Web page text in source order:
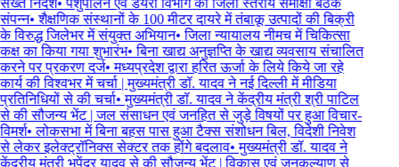
निर्देश•पशुपालन एवं डेयरी विभाग की जिला स्तरीय समीक्षा बैठक
•शैक्षणिक संस्थानों के 100 मीटर दायरे में तंबाकू उत्पादों की बिक्री
विरुद्ध जिलेभर में संयुक्त अभियान•जिला न्यायालय नीमच में चिकित्सा
का किया गया शुभारंभ•बिना खाद्य अनुज्ञप्ति के खाद्य व्यवसाय संचालित
पर प्रकरण दर्ज•मध्यप्रदेश द्वारा हरित ऊर्जा के लिये किये जा रहे
की विश्वभर में चर्चा | मुख्यमंत्री डॉ. यादव ने नई दिल्ली में मीडिया
से की चर्चा•मुख्यमंत्री डॉ. यादव ने केंद्रीय मंत्री श्री पाटिल
की सौजन्य भेंट | जल संसाधन एवं जनहित से जुड़े विषयों पर हुआ विचार-
•लोकसभा में बिना बहस पास हुआ टैक्स संशोधन बिल, विदेशी निवेश
लेकर इलेक्ट्रॉनिक्स सेक्टर तक होंगे बदलाव•मुख्यमंत्री डॉ. यादव ने
मंत्री भूपेंद्र यादव से की सौजन्य भेंट | विकास एवं जनकल्याण से